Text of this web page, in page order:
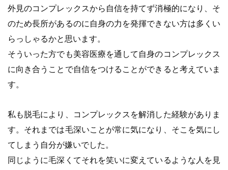
外見のコンプレックスから自信を持てず消極的になり、そ
のため長所があるのに自身の力を発揮できない方は多くい
らっしゃるかと思います。
そういった方でも美容医療を通して自身のコンプレックス
に向き合うことで自信をつけることができると考えていま
す。
私も脱毛により、コンプレックスを解消した経験がありま
す。それまでは毛深いことが常に気になり、そこを気にし
てしまう自分が嫌いでした。
同じように毛深くてそれを笑いに変えているような人を見